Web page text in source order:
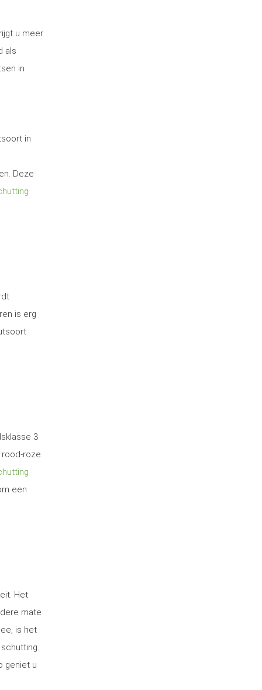
u meer
als
in
in
Deze
is erg
3
roze
een
Het
mate
is het
geniet u